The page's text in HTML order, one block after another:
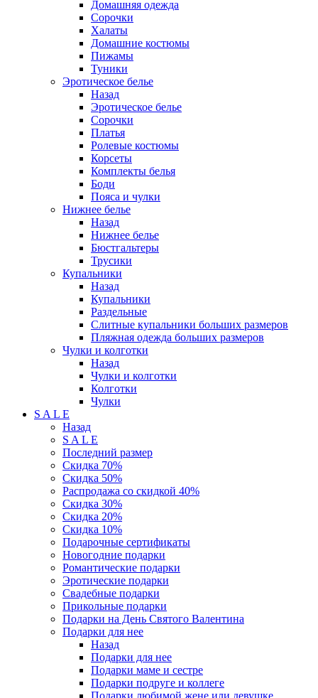
Домашняя одежда
Сорочки
Халаты
Домашние костюмы
Пижамы
Туники
Эротическое белье
Назад
Эротическое белье
Сорочки
Платья
Ролевые костюмы
Корсеты
Комплекты белья
Боди
Пояса и чулки
Нижнее белье
Назад
Нижнее белье
Бюстгальтеры
Трусики
Купальники
Назад
Купальники
Раздельные
Слитные купальники больших размеров
Пляжная одежда больших размеров
Чулки и колготки
Назад
Чулки и колготки
Колготки
Чулки
S A L E
Назад
S A L E
Последний размер
Скидка 70%
Скидка 50%
Распродажа со скидкой 40%
Скидка 30%
Скидка 20%
Скидка 10%
Подарочные сертификаты
Новогодние подарки
Романтические подарки
Эротические подарки
Свадебные подарки
Прикольные подарки
Подарки на День Святого Валентина
Подарки для нее
Назад
Подарки для нее
Подарки маме и сестре
Подарки подруге и коллеге
Подарки любимой жене или девушке